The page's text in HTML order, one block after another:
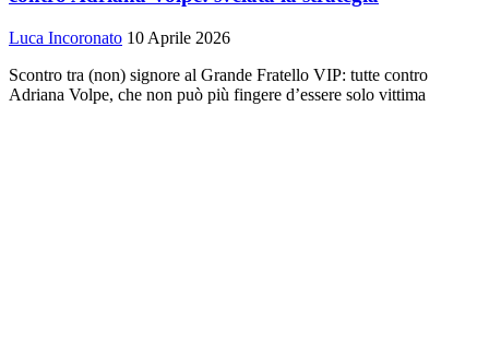
Luca Incoronato 10 Aprile 2026
Scontro tra (non) signore al Grande Fratello VIP: tutte contro
Adriana Volpe, che non può più fingere d’essere solo vittima